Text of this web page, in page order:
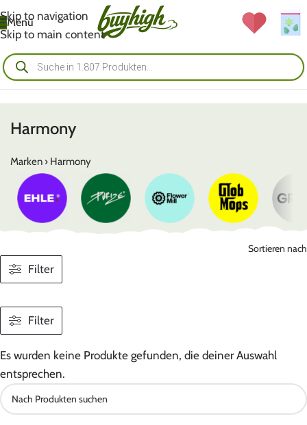
Skip to navigation
Skip to main content
Menü
Harmony
Marken › Harmony
Filter
Sortieren nach
Filter
Es wurden keine Produkte gefunden, die deiner Auswahl
entsprechen.